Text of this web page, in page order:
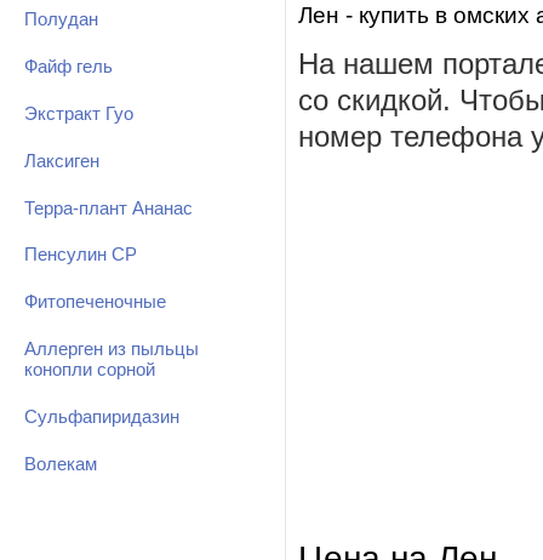
Полудан
Файф гель
Экстракт Гуо
Лаксиген
Терра-плант Ананас
Пенсулин СР
Фитопеченочные
Аллерген из пыльцы
конопли сорной
Сульфапиридазин
Волекам
Лен - купить в омских
На нашем
со скидкой.
номер телефона